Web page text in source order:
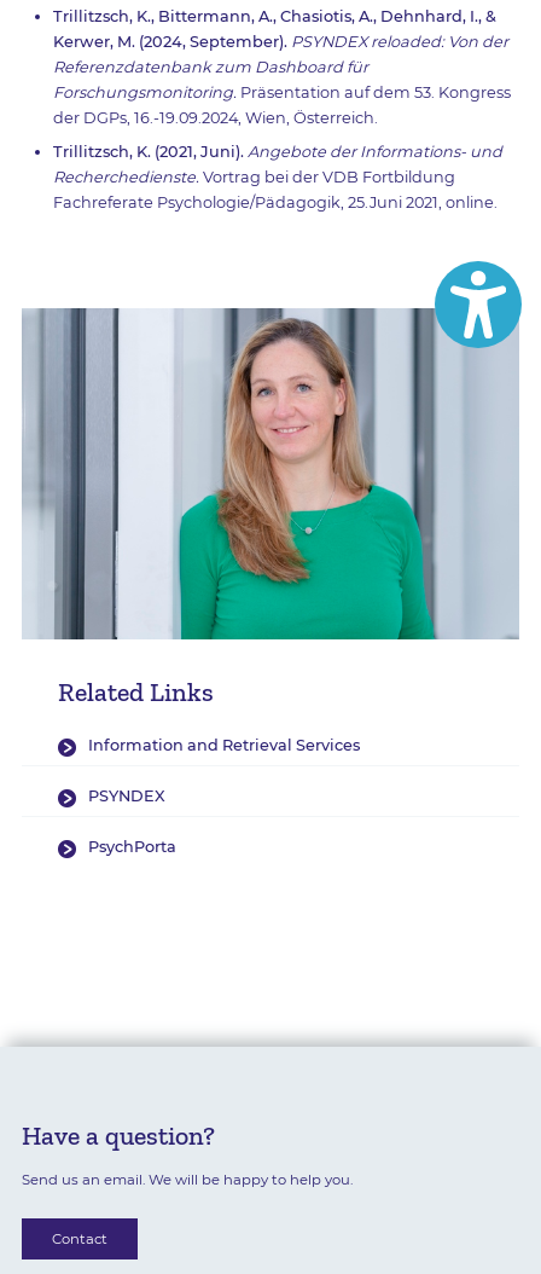
Trillitzsch, K., Bittermann, A., Chasiotis, A., Dehnhard, I., &
Kerwer, M. (2024, September). PSYNDEX reloaded: Von der
Referenzdatenbank zum Dashboard für
Forschungsmonitoring. Präsentation auf dem 53. Kongress
der DGPs, 16.-19.09.2024, Wien, Österreich.
Trillitzsch, K. (2021, Juni). Angebote der Informations- und
Recherchedienste. Vortrag bei der VDB Fortbildung
Fachreferate Psychologie/Pädagogik, 25.Juni 2021, online.
Related Links
Information and Retrieval Services
PSYNDEX
PsychPorta
Have a question?
Send us an email. We will be happy to help you.
Contact